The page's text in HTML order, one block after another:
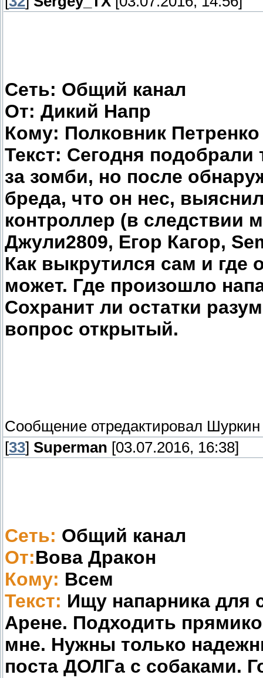
Сеть: Общий канал
От: Дикий Напр
Кому: Полковник Петренко
Текст: Сегодня
за зомби, но после
бреда, что он нес,
контроллер (в следствии
Джули2809, Егор Кагор,
Как выкрутился сам и где
может. Где произошло
Сохранит ли остатки
вопрос открытый.
Сообщение отредактировал Шуркин
[33] Superman [03.07.2016, 16:38]
Сеть: Общий канал
От:Вова Дракон
Кому: Всем
Текст: Ищу напарника для
Арене. Подходить
мне. Нужны только
поста ДОЛГа с собаками.